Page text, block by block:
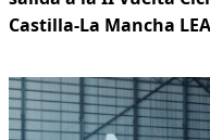
Castilla-La Mancha